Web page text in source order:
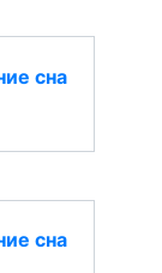
сна
сна